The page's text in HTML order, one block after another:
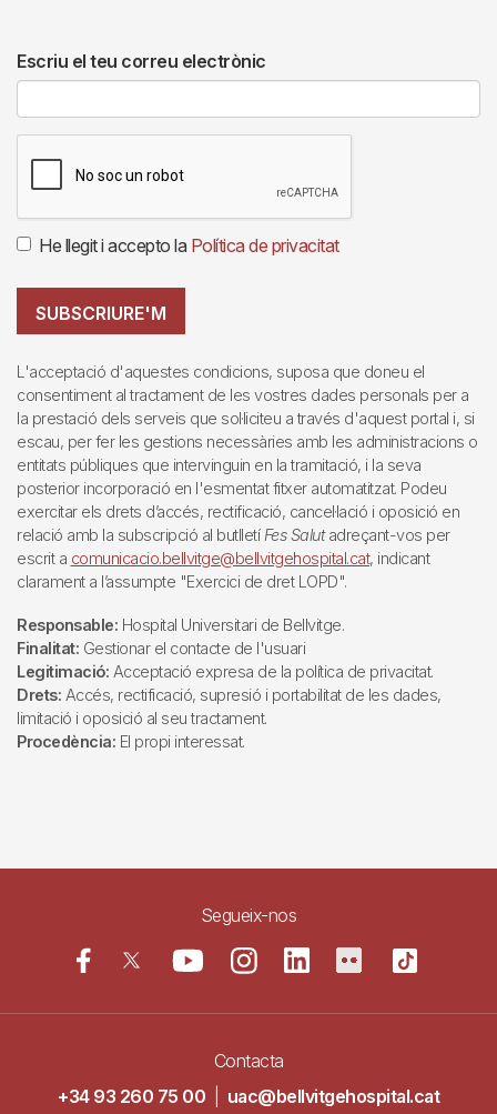
Escriu el teu correu electrònic
He llegit i accepto la Política de privacitat
SUBSCRIURE'M
L'acceptació d'aquestes condicions, suposa que doneu el
consentiment al tractament de les vostres dades personals per a
la prestació dels serveis que sol·liciteu a través d'aquest portal i, si
escau, per fer les gestions necessàries amb les administracions o
entitats públiques que intervinguin en la tramitació, i la seva
posterior incorporació en l'esmentat fitxer automatitzat. Podeu
exercitar els drets d’accés, rectificació, cancel·lació i oposició en
relació amb la subscripció al butlletí Fes Salutadreçant-vos per
escrit a comunicacio.bellvitge@bellvitgehospital.cat, indicant
clarament a l’assumpte "Exercici de dret LOPD".
Responsable: Hospital Universitari de Bellvitge.
Finalitat: Gestionar el contacte de l'usuari
Legitimació: Acceptació expresa de la política de privacitat.
Drets: Accés, rectificació, supresió i portabilitat de les dades,
limitació i oposició al seu tractament.
Procedència: El propi interessat.
Segueix-nos
Contacta
+34 93 260 75 00
uac@bellvitgehospital.cat